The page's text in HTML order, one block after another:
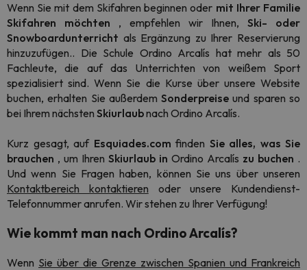
Wenn Sie mit dem Skifahren beginnen oder mit Ihrer Familie
Skifahren möchten , empfehlen wir Ihnen, Ski- oder
Snowboardunterricht als Ergänzung zu Ihrer Reservierung
hinzuzufügen.. Die Schule Ordino Arcalís hat mehr als 50
Fachleute, die auf das Unterrichten von weißem Sport
spezialisiert sind. Wenn Sie die Kurse über unsere Website
buchen, erhalten Sie außerdemSonderpreise und sparen so
bei Ihrem nächsten Skiurlaubnach Ordino Arcalís.
Kurz gesagt, auf Esquiades.com finden Sie alles, was Sie
brauchen , um Ihren Skiurlaub in Ordino Arcalís zu buchen .
Und wenn Sie Fragen haben, können Sie uns über unseren
Kontaktbereich kontaktieren oder unsere Kundendienst-
Telefonnummer anrufen. Wir stehen zu Ihrer Verfügung!
Wie kommt man nach Ordino Arcalís?
Wenn Sie über die Grenze zwischen Spanien und Frankreich